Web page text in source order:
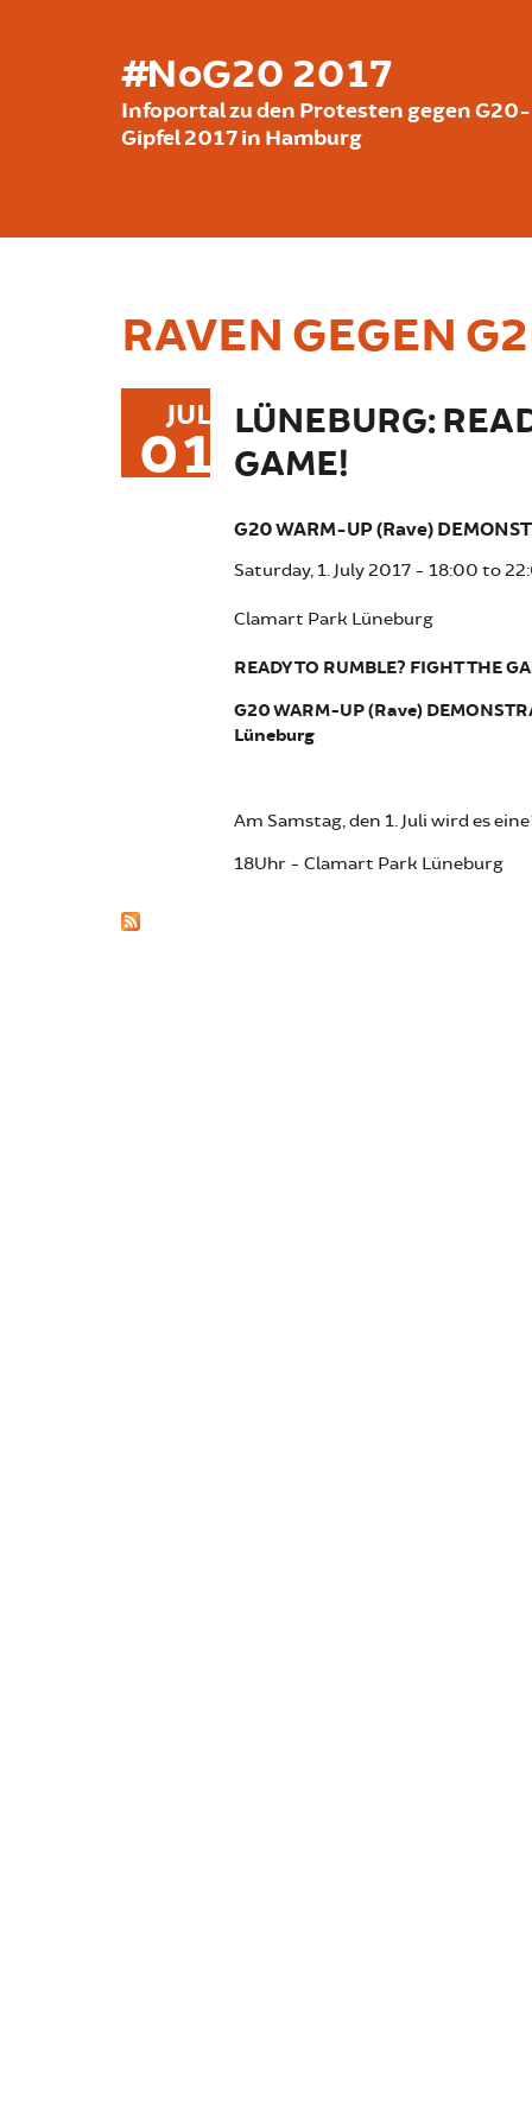
#NoG20 2017
Infoportal zu den Protesten gegen G20-
Gipfel 2017 in Hamburg
RAVEN GEGEN
JUL
01 LÜNEBURG:
GAME!
G20 WARM-UP (Rave)
Saturday, 1. July 2017 - 18:00 to
Clamart Park Lüneburg
READY TO RUMBLE? FIGHT THE
G20 WARM-UP (Rave)
Lüneburg
Am Samstag, den 1. Juli wird es
18Uhr - Clamart Park Lüneburg